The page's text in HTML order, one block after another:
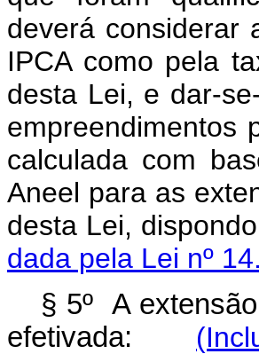
deverá considerar
IPCA como pela
desta Lei, e dar-
empreendimentos
calculada com
Aneel para as
desta Lei,
dada pela Lei nº
§ 5º A
efetivada: